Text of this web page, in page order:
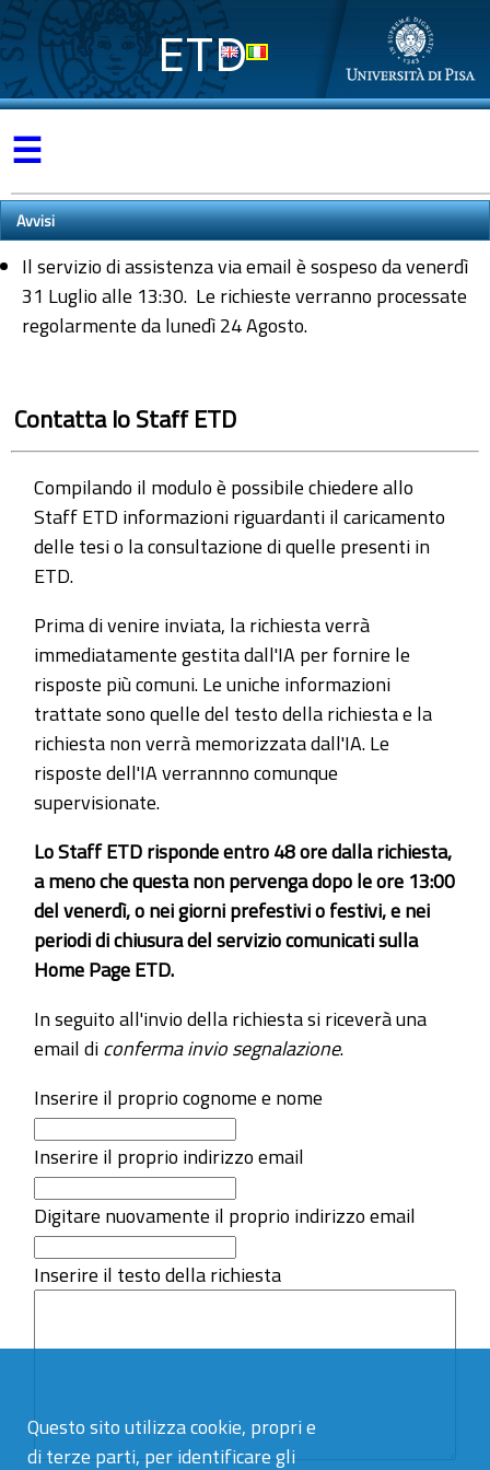
Questo sito utilizza cookie, propri e
di terze parti, per identificare gli
ETD
☰
Avvisi
Il servizio di assistenza via email è sospeso da venerdì
31 Luglio alle 13:30. Le richieste verranno processate
regolarmente da lunedì 24 Agosto.
Contatta lo Staff ETD
Compilando il modulo è possibile chiedere allo
Staff ETD informazioni riguardanti il caricamento
delle tesi o la consultazione di quelle presenti in
ETD.
Prima di venire inviata, la richiesta verrà
immediatamente gestita dall'IA per fornire le
risposte più comuni. Le uniche informazioni
trattate sono quelle del testo della richiesta e la
richiesta non verrà memorizzata dall'IA. Le
risposte dell'IA verrannno comunque
supervisionate.
Lo Staff ETD risponde entro 48 ore dalla richiesta,
a meno che questa non pervenga dopo le ore 13:00
del venerdì, o nei giorni prefestivi o festivi, e nei
periodi di chiusura del servizio comunicati sulla
Home Page ETD.
In seguito all'invio della richiesta si riceverà una
email diconferma invio segnalazione.
Inserire il proprio cognome e nome
Inserire il proprio indirizzo email
Digitare nuovamente il proprio indirizzo email
Inserire il testo della richiesta